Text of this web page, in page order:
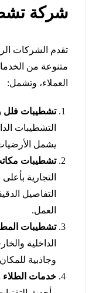
شركة
تقدم الشركات
متنوعة من
العملاء، وتشمل:
تشطيبات فلل
التشطيبات
يشمل
تشطيبات
التجارية
التفاصيل
العمل.
تشطيبات
الداخلية
وجاذبية
خدمات الطلاء